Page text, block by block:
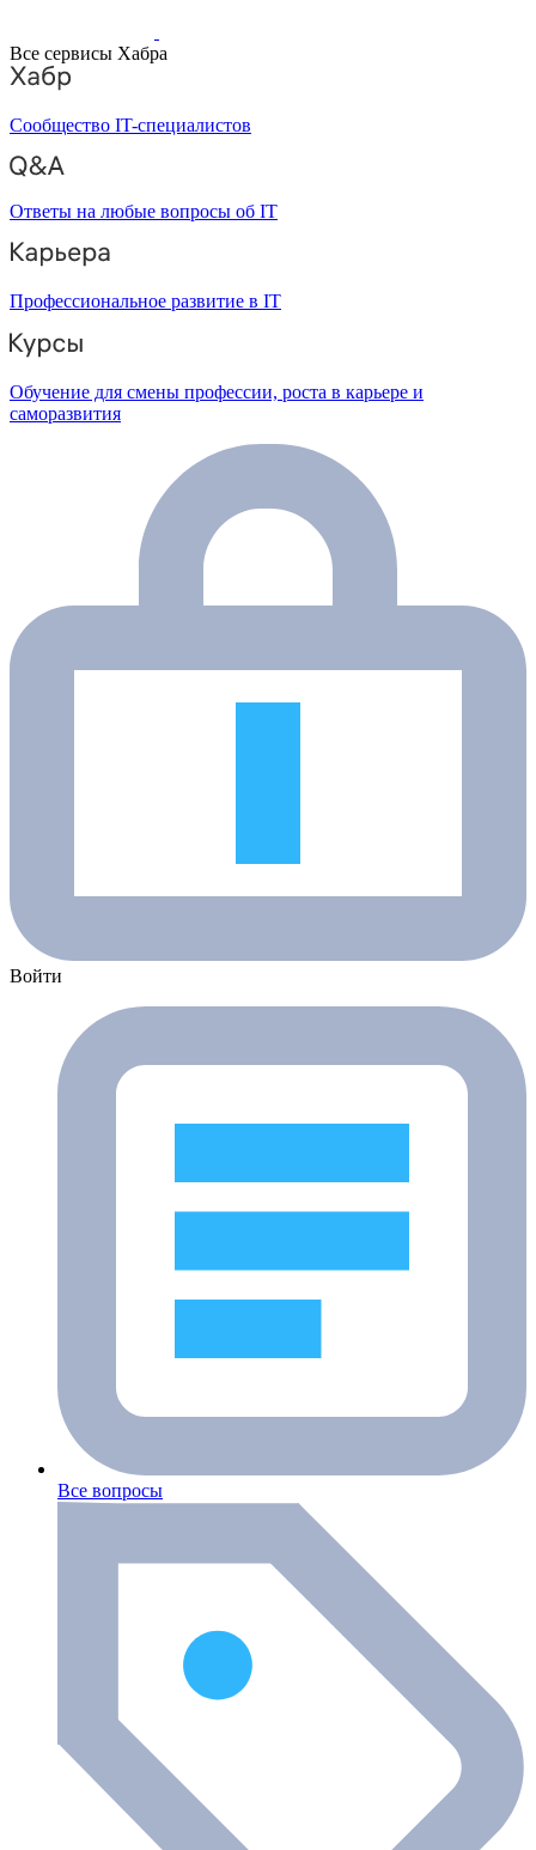
Все сервисы Хабра
Сообщество IT-специалистов
Ответы на любые вопросы об IT
Профессиональное развитие в IT
Обучение для смены профессии, роста в карьере и
саморазвития
Войти
Все вопросы